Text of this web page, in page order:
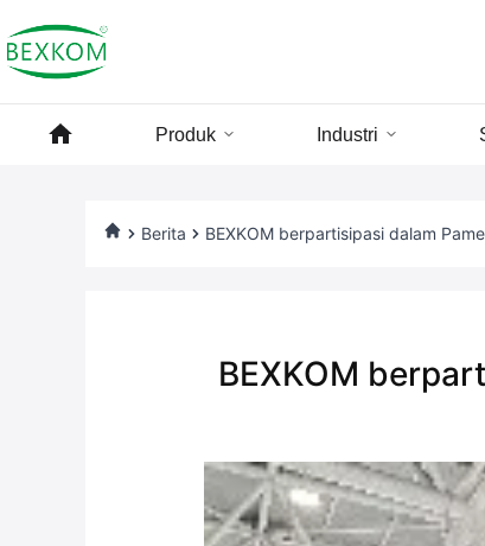
Produk Industri
Berita BEXKOM berpartisipasi dalam
BEXKOM